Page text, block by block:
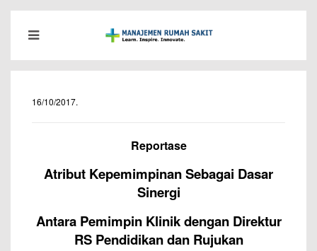
16/10/2017.
Reportase
Atribut Kepemimpinan Sebagai Dasar
Sinergi
Antara Pemimpin Klinik dengan Direktur
RS Pendidikan dan Rujukan